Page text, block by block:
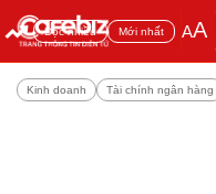
Đọc nhiều Mới nhất AA
Kinh doanh Tài chính ngân hàng